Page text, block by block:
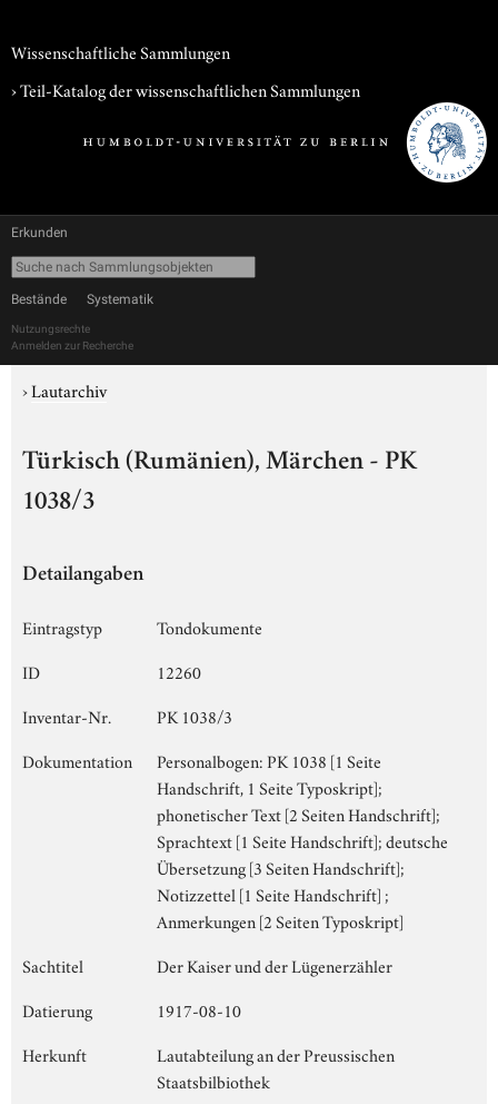
Wissenschaftliche Sammlungen
› Teil-Katalog der wissenschaftlichen Sammlungen
Erkunden
Bestände Systematik
Nutzungsrechte
Anmelden zur Recherche
›Lautarchiv
Türkisch (Rumänien), Märchen - PK
1038/3
Detailangaben
Eintragstyp
Tondokumente
ID
12260
Inventar-Nr.
PK 1038/3
Dokumentation
Personalbogen: PK 1038 [1 Seite
Handschrift, 1 Seite Typoskript];
phonetischer Text [2 Seiten Handschrift];
Sprachtext [1 Seite Handschrift]; deutsche
Übersetzung [3 Seiten Handschrift];
Notizzettel [1 Seite Handschrift] ;
Anmerkungen [2 Seiten Typoskript]
Sachtitel
Der Kaiser und der Lügenerzähler
Datierung
1917-08-10
Herkunft
Lautabteilung an der Preussischen
Staatsbilbiothek